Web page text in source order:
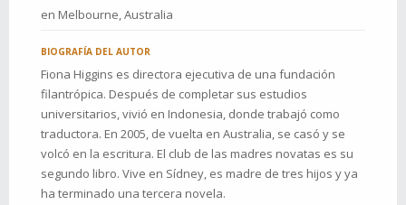
en Melbourne, Australia
BIOGRAFÍA DEL AUTOR
Fiona Higgins es directora ejecutiva de una fundación
filantrópica. Después de completar sus estudios
universitarios, vivió en Indonesia, donde trabajó como
traductora. En 2005, de vuelta en Australia, se casó y se
volcó en la escritura. El club de las madres novatas es su
segundo libro. Vive en Sídney, es madre de tres hijos y ya
ha terminado una tercera novela.